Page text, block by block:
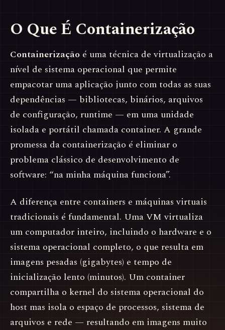
O Que É Containerização
Containerização é uma técnica de virtualização a
nível de sistema operacional que permite
empacotar uma aplicação junto com todas as suas
dependências — bibliotecas, binários, arquivos
de configuração, runtime — em uma unidade
isolada e portátil chamada container. A grande
promessa da containerização é eliminar o
problema clássico de desenvolvimento de
software: “na minha máquina funciona”.
A diferença entre containers e máquinas virtuais
tradicionais é fundamental. Uma VM virtualiza
um computador inteiro, incluindo o hardware e o
sistema operacional completo, o que resulta em
imagens pesadas (gigabytes) e tempo de
inicialização lento (minutos). Um container
compartilha o kernel do sistema operacional do
host mas isola o espaço de processos, sistema de
arquivos e rede — resultando em imagens muito